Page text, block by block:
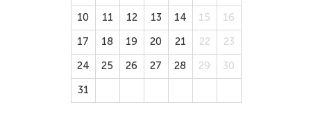
10
11 12 13 14 15
16
17
18 19 20 21 22
23
24
25 26 27 28 29
30
31